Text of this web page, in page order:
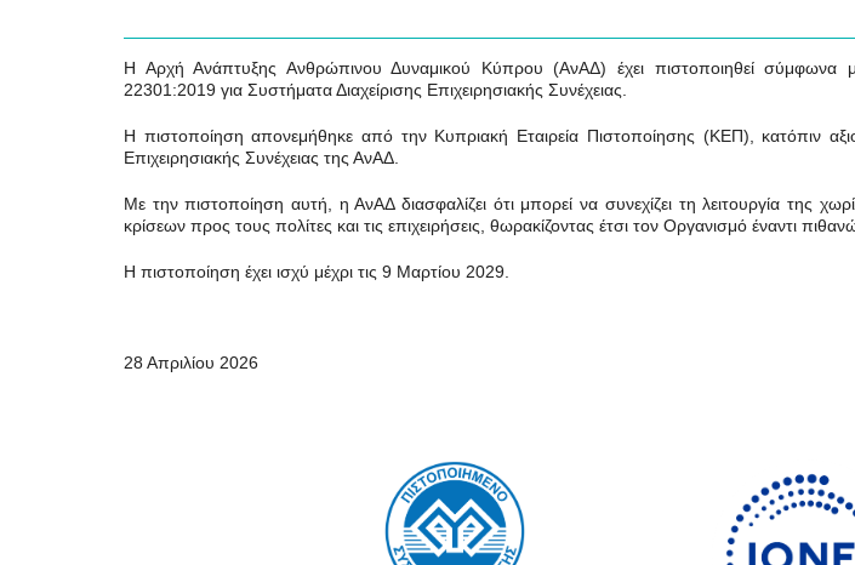
Η Αρχή Ανάπτυξης Ανθρώπινου Δυναμικού Κύπρου (ΑνΑΔ) έχει πιστοποιηθεί
22301:2019 για Συστήματα Διαχείρισης Επιχειρησιακής Συνέχειας.
Η πιστοποίηση απονεμήθηκε από την Κυπριακή Εταιρεία Πιστοποίησης (ΚΕΠ), κατόπιν
Επιχειρησιακής Συνέχειας της ΑνΑΔ.
Με την πιστοποίηση αυτή, η ΑνΑΔ διασφαλίζει ότι μπορεί να συνεχίζει τη λειτουργία της
κρίσεων προς τους πολίτες και τις επιχειρήσεις, θωρακίζοντας έτσι τον Οργανισμό έναντι
Η πιστοποίηση έχει ισχύ μέχρι τις 9 Μαρτίου 2029.
28 Απριλίου 2026